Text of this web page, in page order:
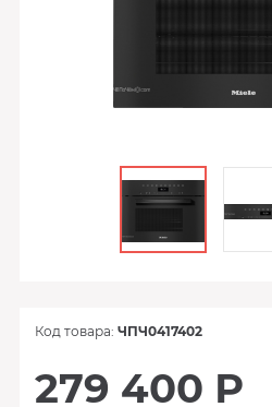
Код товара: ЧПЧ0417402
279 400 Р